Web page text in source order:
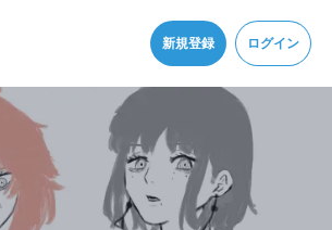
新規登録 ログイン
28日付で プライパシーポリシーを改定しました。
受け取るにはここをクリックします
Sketchアプリでさらに快適に！
アプリをインストール